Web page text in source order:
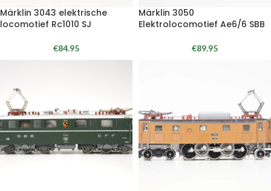
Märklin 3043 elektrische
locomotief Rc1010 SJ
€84.95
Märklin 3050
Elektrolocomotief Ae6/6 SBB
€89.95